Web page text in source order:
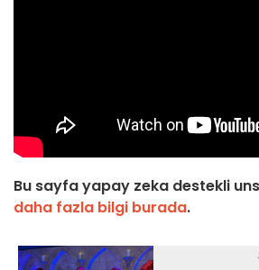
Bu sayfa yapay zeka destekli
daha fazla bilgi burada.